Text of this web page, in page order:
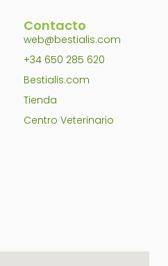
Contacto
web@bestialis.com
+34 650 285 620
Bestialis.com
Tienda
Centro Veterinario